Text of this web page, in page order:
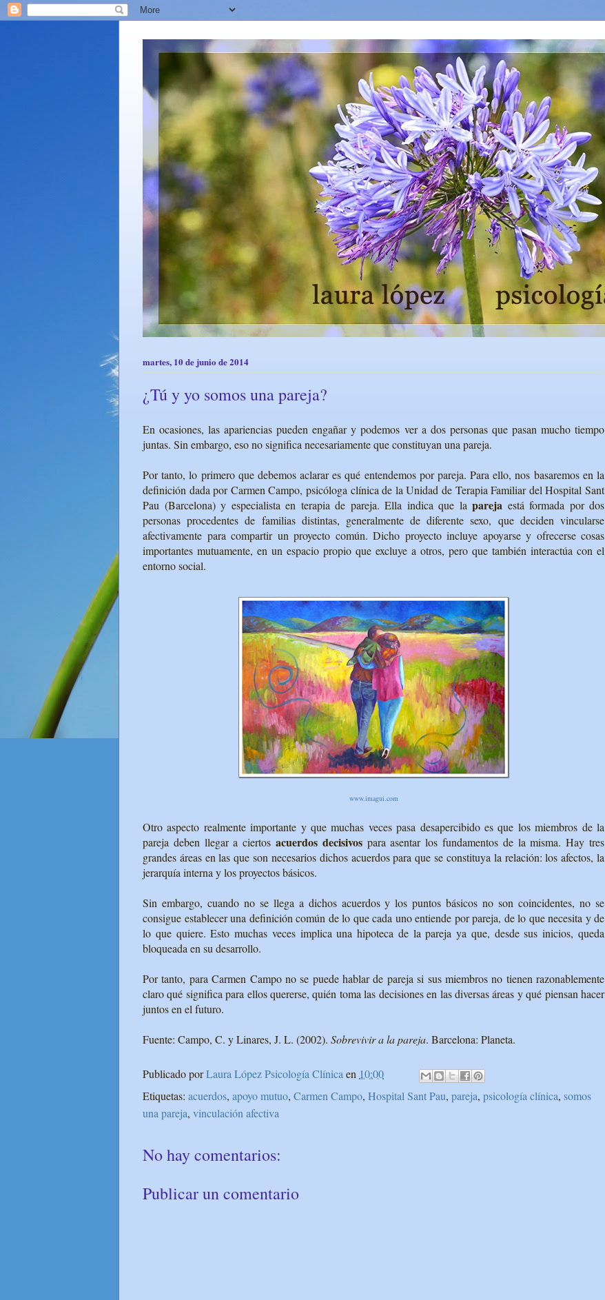
martes, 10 de junio de 2014
¿Tú y yo somos una pareja?
En ocasiones, las apariencias pueden engañar y podemos ver a dos personas que pasan mucho tiempo
juntas. Sin embargo, eso no significa necesariamente que constituyan una pareja.
Por tanto, lo primero que debemos aclarar es qué entendemos por pareja. Para ello, nos basaremos en la
definición dada por Carmen Campo, psicóloga clínica de la Unidad de Terapia Familiar del Hospital Sant
Pau (Barcelona) y especialista en terapia de pareja. Ella indica que la pareja está formada por dos
personas procedentes de familias distintas, generalmente de diferente sexo, que deciden vincularse
afectivamente para compartir un proyecto común. Dicho proyecto incluye apoyarse y ofrecerse cosas
importantes mutuamente, en un espacio propio que excluye a otros, pero que también interactúa con el
entorno social.
www.imagui.com
Otro aspecto realmente importante y que muchas veces pasa desapercibido es que los miembros de la
pareja deben llegar a ciertos acuerdos decisivospara asentar los fundamentos de la misma. Hay tres
grandes áreas en las que son necesarios dichos acuerdos para que se constituya la relación: los afectos, la
jerarquía interna y los proyectos básicos.
Sin embargo, cuando no se llega a dichos acuerdos y los puntos básicos no son coincidentes, no se
consigue establecer una definición común de lo que cada uno entiende por pareja, de lo que necesita y de
lo que quiere. Esto muchas veces implica una hipoteca de la pareja ya que, desde sus inicios, queda
bloqueada en su desarrollo.
Por tanto, para Carmen Campo no se puede hablar de pareja si sus miembros no tienen razonablemente
claro qué significa para ellos quererse, quién toma las decisiones en las diversas áreas y qué piensan hacer
juntos en el futuro.
Fuente: Campo, C. y Linares, J. L. (2002). Sobrevivir a la pareja. Barcelona: Planeta.
Publicado porLaura López Psicología Clínica en 10:00
Etiquetas: acuerdos, apoyo mutuo, Carmen Campo, Hospital Sant Pau, pareja, psicología clínica, somos
una pareja, vinculación afectiva
No hay comentarios:
Publicar un comentario